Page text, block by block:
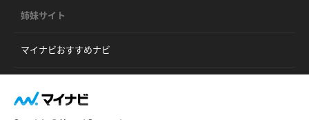
姉妹サイト
マイナビおすすめナビ